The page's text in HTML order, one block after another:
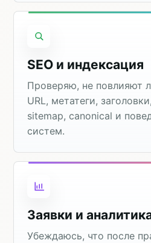
SEO и индексация
Проверяю, не повлияют
URL, метатеги,
sitemap, canonical и
систем.
Заявки и
Убеждаюсь, что после